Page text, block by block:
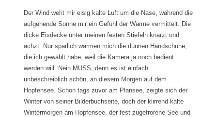
Der Wind weht mir eisig kalte Luft um die Nase, während die
aufgehende Sonne mir ein Gefühl der Wärme vermittelt. Die
dicke Eisdecke unter meinen festen Stiefeln knarzt und
ächzt. Nur spärlich wärmen mich die dünnen Handschuhe,
die ich gewählt habe, weil die Kamera ja noch bedient
werden will. Nein MUSS, denn es ist einfach
unbeschreiblich schön, an diesem Morgen auf dem
Hopfensee. Schon tags zuvor am Plansee, zeigte sich der
Winter von seiner Bilderbuchseite, doch der klirrend kalte
Wintermorgen am Hopfensee, der fest zugefrorene See und